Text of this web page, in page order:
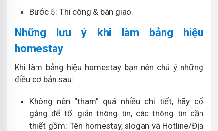
Bước 5: Thi công & bàn giao.
Những lưu ý khi làm bảng hiệu
homestay
Khi làm bảng hiệu homestay bạn nên chú ý những
điều cơ bản sau:
Không nên “tham” quá nhiều chi tiết, hãy cố
gắng để tối giản thông tin, các thông tin cần
thiết gồm: Tên homestay, slogan và Hotline/Địa